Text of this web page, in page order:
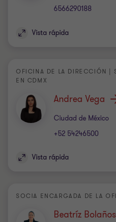
6566290188
Vista rápida
OFICINA DE LA DIRECCIÓN |
EN CDMX
Andrea Vega
Ciudad de México
Oficina
+52 54246500
Vista rápida
SOCIA ENCARGADA DE LA
Beatríz Bolaños